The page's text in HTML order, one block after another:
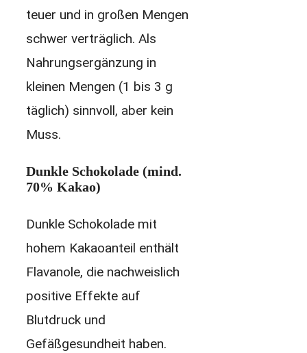
teuer und in großen Mengen
schwer verträglich. Als
Nahrungsergänzung in
kleinen Mengen (1 bis 3 g
täglich) sinnvoll, aber kein
Muss.
Dunkle Schokolade (mind.
70% Kakao)
Dunkle Schokolade mit
hohem Kakaoanteil enthält
Flavanole, die nachweislich
positive Effekte auf
Blutdruck und
Gefäßgesundheit haben.